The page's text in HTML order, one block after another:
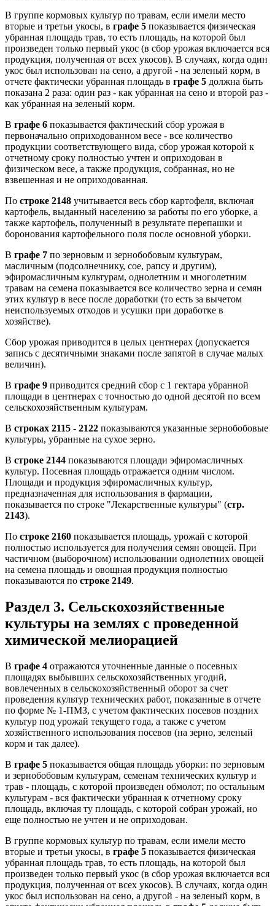
В группе кормовых культур по травам, если имели место
вторые и третьи укосы, в графе 5 показывается физическая
убранная площадь трав, то есть площадь, на которой был
произведен только первый укос (в сбор урожая включается вся
продукция, полученная от всех укосов). В случаях, когда один
укос был использован на сено, а другой - на зеленый корм, в
отчете фактически убранная площадь в графе 5 должна быть
показана 2 раза: один раз - как убранная на сено и второй раз -
как убранная на зеленый корм.
В графе 6 показывается фактический сбор урожая в
первоначально оприходованном весе - все количество
продукции соответствующего вида, сбор урожая которой к
отчетному сроку полностью учтен и оприходован в
физическом весе, а также продукция, собранная, но не
взвешенная и не оприходованная.
По строке 2148 учитывается весь сбор картофеля, включая
картофель, выданный населению за работы по его уборке, а
также картофель, полученный в результате перепашки и
боронования картофельного поля после основной уборки.
В графе 7 по зерновым и зернобобовым культурам,
масличным (подсолнечнику, сое, рапсу и другим),
эфиромасличным культурам, однолетним и многолетним
травам на семена показывается все количество зерна и семян
этих культур в весе после доработки (то есть за вычетом
неиспользуемых отходов и усушки при доработке в
хозяйстве).
Сбор урожая приводится в целых центнерах (допускается
запись с десятичными знаками после запятой в случае малых
величин).
В графе 9 приводится средний сбор с 1 гектара убранной
площади в центнерах с точностью до одной десятой по всем
сельскохозяйственным культурам.
В строках 2115 - 2122 показываются указанные зернобобовые
культуры, убранные на сухое зерно.
В строке 2144 показываются площади эфиромасличных
культур. Посевная площадь отражается одним числом.
Площади и продукция эфиромасличных культур,
предназначенная для использования в фармации,
показывается по строке "Лекарственные культуры" (стр.
2143).
По строке 2160 показывается площадь, урожай с которой
полностью используется для получения семян овощей. При
частичном (выборочном) использовании однолетних овощей
на семена площадь и овощная продукция полностью
показываются по строке 2149.
Раздел 3. Сельскохозяйственные
культуры на землях с проведенной
химической мелиорацией
В графе 4 отражаются уточненные данные о посевных
площадях выбывших сельскохозяйственных угодий,
вовлеченных в сельскохозяйственный оборот за счет
проведения культур технических работ, показанные в отчете
по форме № 1-ПМЗ, с учетом фактических посевов поздних
культур под урожай текущего года, а также с учетом
хозяйственного использования посевов (на зерно, зеленый
корм и так далее).
В графе 5 показывается общая площадь уборки: по зерновым
и зернобобовым культурам, семенам технических культур и
трав - площадь, с которой произведен обмолот; по остальным
культурам - вся фактически убранная к отчетному сроку
площадь, включая ту площадь, с которой собран урожай, но
еще полностью не учтен и не оприходован.
В группе кормовых культур по травам, если имели место
вторые и третьи укосы, в графе 5 показывается физическая
убранная площадь трав, то есть площадь, на которой был
произведен только первый укос (в сбор урожая включается вся
продукция, полученная от всех укосов). В случаях, когда один
укос был использован на сено, а другой - на зеленый корм, в